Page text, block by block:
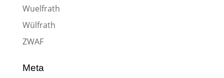
Wuelfrath
Wülfrath
ZWAF
Meta